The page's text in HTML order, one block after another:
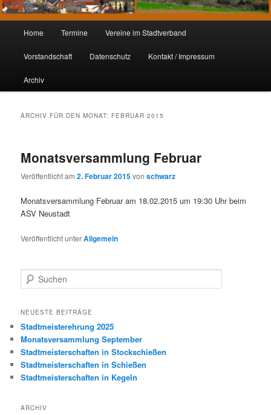
Zum
Inhalt
wechseln
Zum
sekundären
Inhalt
wechseln
Home Termine Vereine im Stadtverband
Vorstandschaft Datenschutz Kontakt / Impressum
Archiv
ARCHIV FÜR DEN MONAT: FEBRUAR 2015
Monatsversammlung Februar
Veröffentlicht am2. Februar 2015vonschwarz
Monatsversammlung Februar am 18.02.2015 um 19:30 Uhr beim
ASV Neustadt
Veröffentlicht unterAllgemein
u
h
n
NEUESTE BEITRÄGE
Stadtmeisterehrung 2025
Monatsversammlung September
Stadtmeisterschaften in Stockschießen
Stadtmeisterschaften in Schießen
Stadtmeisterschaften in Kegeln
ARCHIV